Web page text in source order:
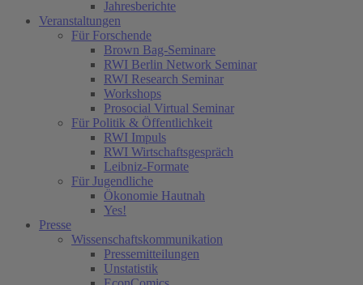
Jahresberichte
Veranstaltungen
Für Forschende
Brown Bag-Seminare
RWI Berlin Network Seminar
RWI Research Seminar
Workshops
Prosocial Virtual Seminar
Für Politik & Öffentlichkeit
RWI Impuls
RWI Wirtschaftsgespräch
Leibniz-Formate
Für Jugendliche
Ökonomie Hautnah
Yes!
Presse
Wissenschaftskommunikation
Pressemitteilungen
Unstatistik